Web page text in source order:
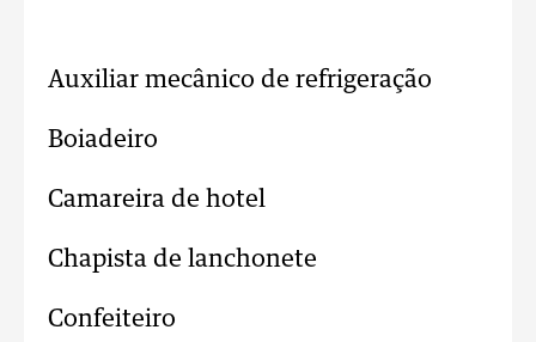
Auxiliar mecânico de refrigeração
Boiadeiro
Camareira de hotel
Chapista de lanchonete
Confeiteiro